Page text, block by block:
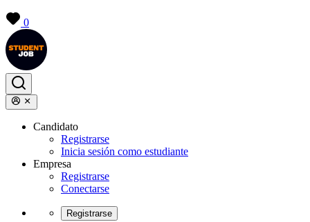
0
Candidato
Registrarse
Inicia sesión como estudiante
Empresa
Registrarse
Conectarse
Registrarse